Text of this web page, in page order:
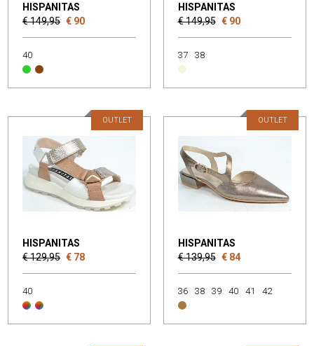
HISPANITAS
€ 149,95 € 90
40
HISPANITAS
€ 149,95 € 90
37 38
HISPANITAS
€ 129,95 € 78
OUTLET
40
HISPANITAS
€ 139,95 € 84
OUTLET
36 38 39 40 41 42